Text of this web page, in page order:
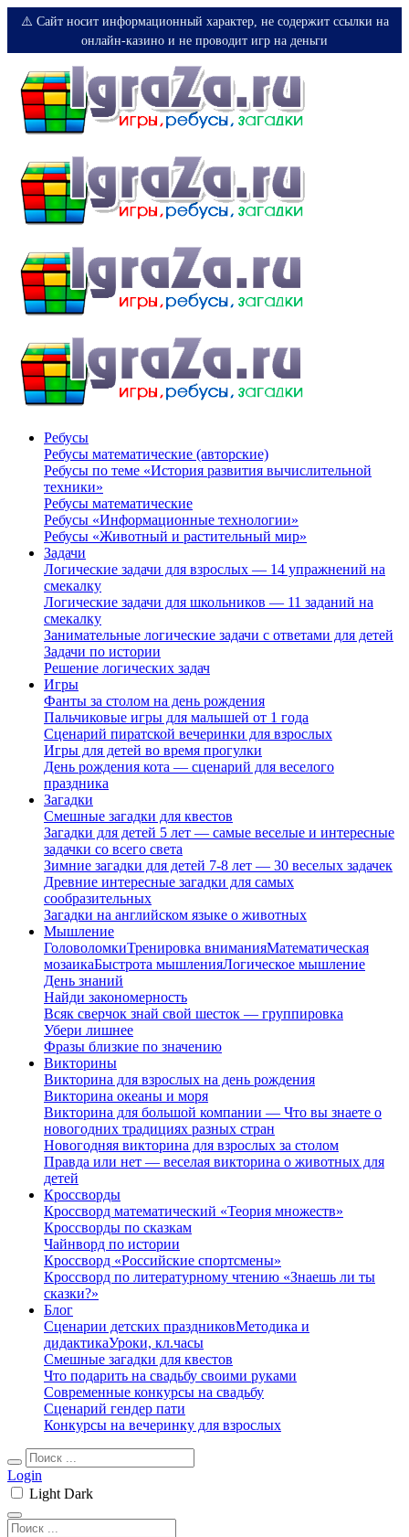
⚠️ Сайт носит информационный характер, не содержит ссылки на
онлайн-казино и не проводит игр на деньги
Ребусы
Ребусы математические (авторские)
Ребусы по теме «История развития вычислительной
техники»
Ребусы математические
Ребусы «Информационные технологии»
Ребусы «Животный и растительный мир»
Задачи
Логические задачи для взрослых — 14 упражнений на
смекалку
Логические задачи для школьников — 11 заданий на
смекалку
Занимательные логические задачи с ответами для детей
Задачи по истории
Решение логических задач
Игры
Фанты за столом на день рождения
Пальчиковые игры для малышей от 1 года
Сценарий пиратской вечеринки для взрослых
Игры для детей во время прогулки
День рождения кота — сценарий для веселого
праздника
Загадки
Смешные загадки для квестов
Загадки для детей 5 лет — самые веселые и интересные
задачки со всего света
Зимние загадки для детей 7-8 лет — 30 веселых задачек
Древние интересные загадки для самых
сообразительных
Загадки на английском языке о животных
Мышление
ГоловоломкиТренировка вниманияМатематическая
мозаикаБыстрота мышленияЛогическое мышление
День знаний
Найди закономерность
Всяк сверчок знай свой шесток — группировка
Убери лишнее
Фразы близкие по значению
Викторины
Викторина для взрослых на день рождения
Викторина океаны и моря
Викторина для большой компании — Что вы знаете о
новогодних традициях разных стран
Новогодняя викторина для взрослых за столом
Правда или нет — веселая викторина о животных для
детей
Кроссворды
Кроссворд математический «Теория множеств»
Кроссворды по сказкам
Чайнворд по истории
Кроссворд «Российские спортсмены»
Кроссворд по литературному чтению «Знаешь ли ты
сказки?»
Блог
Сценарии детских праздниковМетодика и
дидактикаУроки, кл.часы
Смешные загадки для квестов
Что подарить на свадьбу своими руками
Современные конкурсы на свадьбу
Сценарий гендер пати
Конкурсы на вечеринку для взрослых
Login
Light Dark